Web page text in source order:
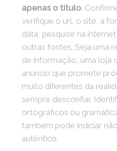
apenas o título.
verifique o url, o site, a
data, pesquise na
outras fontes. Seja uma
de informação, uma loja
anúncio que promete
muito diferentes da
sempre desconfiar.
ortográficos ou
também pode indiciar
autêntico.